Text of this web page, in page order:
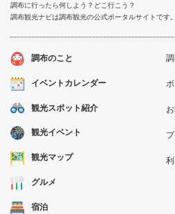
調布に行ったら何しよう？どこ行こう？
調布観光ナビは調布観光の公式ポータルサイトです。
調布のこと
イベントカレンダー
観光スポット紹介
観光イベント
観光マップ
グルメ
宿泊